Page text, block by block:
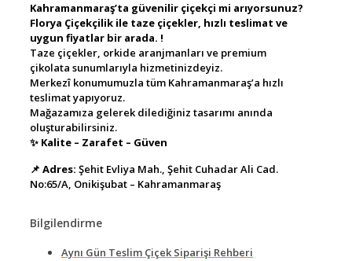
Kahramanmaraş’ta güvenilir çiçekçi mi arıyorsunuz?
Florya Çiçekçilik ile taze çiçekler, hızlı teslimat ve
uygun fiyatlar bir arada. !
Taze çiçekler, orkide aranjmanları ve premium
çikolata sunumlarıyla hizmetinizdeyiz.
Merkezî konumumuzla tüm Kahramanmaraş’a hızlı
teslimat yapıyoruz.
Mağazamıza gelerek dilediğiniz tasarımı anında
oluşturabilirsiniz.
✨ Kalite – Zarafet – Güven
📌 Adres: Şehit Evliya Mah., Şehit Cuhadar Ali Cad.
No:65/A, Onikişubat – Kahramanmaraş
Bilgilendirme
Aynı Gün Teslim Çiçek Siparişi Rehberi